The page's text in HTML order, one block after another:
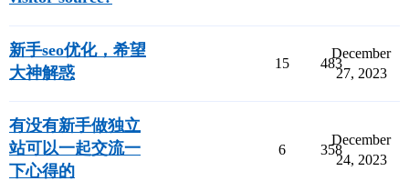
新手seo优化，希望
大神解惑
15 483
December
27, 2023
有没有新手做独立
站可以一起交流一
下心得的
6 358
December
24, 2023